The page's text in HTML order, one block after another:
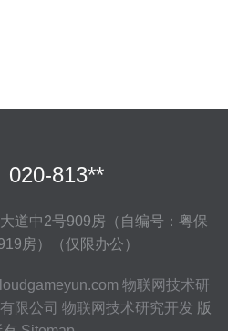
020-813**
道中2号909房（自编号：粤保
房）（仅限办公）
物联网技术研
限公司 物联网技术研究开发 版